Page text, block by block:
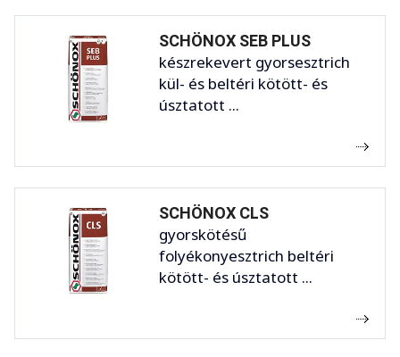
SCHÖNOX SEB PLUS
készrekevert gyorsesztrich
kül- és beltéri kötött- és
úsztatott ...
SCHÖNOX CLS
gyorskötésű
folyékonyesztrich beltéri
kötött- és úsztatott ...